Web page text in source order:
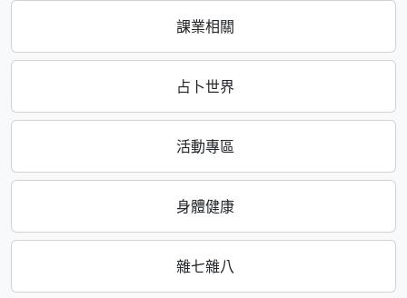
課業相關
占卜世界
活動專區
身體健康
雜七雜八